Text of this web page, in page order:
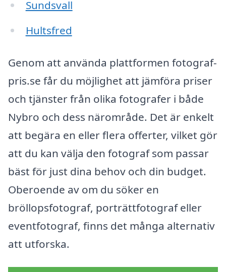
Sundsvall
Hultsfred
Genom att använda plattformen fotograf-
pris.se får du möjlighet att jämföra priser
och tjänster från olika fotografer i både
Nybro och dess närområde. Det är enkelt
att begära en eller flera offerter, vilket gör
att du kan välja den fotograf som passar
bäst för just dina behov och din budget.
Oberoende av om du söker en
bröllopsfotograf, porträttfotograf eller
eventfotograf, finns det många alternativ
att utforska.